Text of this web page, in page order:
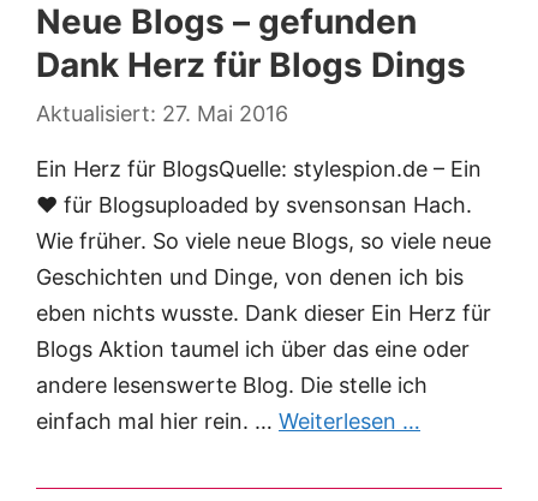
Neue Blogs – gefunden
Dank Herz für Blogs Dings
27. Mai 2016
Ein Herz für BlogsQuelle: stylespion.de – Ein
♥ für Blogsuploaded by svensonsan Hach.
Wie früher. So viele neue Blogs, so viele neue
Geschichten und Dinge, von denen ich bis
eben nichts wusste. Dank dieser Ein Herz für
Blogs Aktion taumel ich über das eine oder
andere lesenswerte Blog. Die stelle ich
einfach mal hier rein. … Weiterlesen …